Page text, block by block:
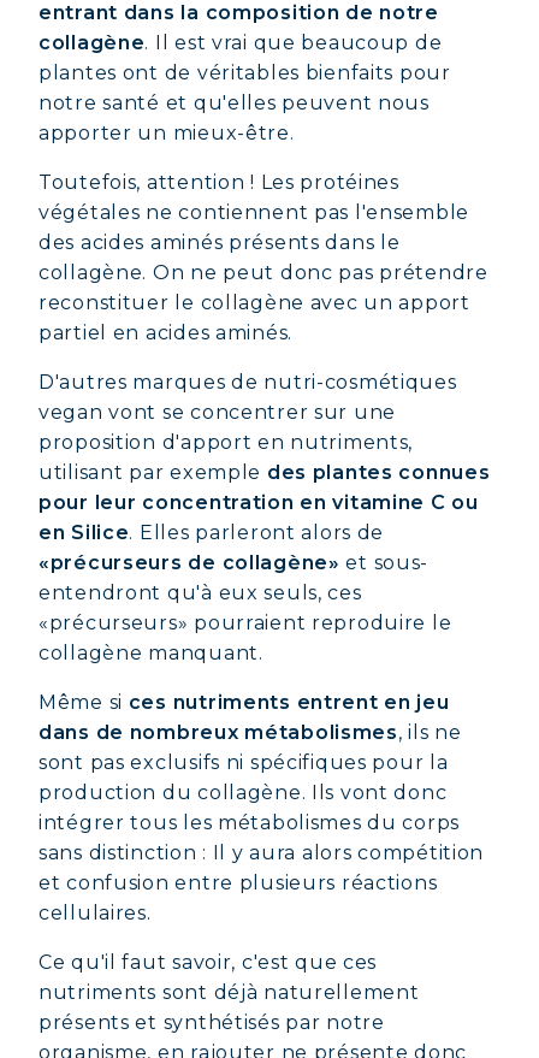
entrant dans la composition de notre
collagène. Il est vrai que beaucoup de
plantes ont de véritables bienfaits pour
notre santé et qu'elles peuvent nous
apporter un mieux-être.
Toutefois, attention ! Les protéines
végétales ne contiennent pas l'ensemble
des acides aminés présents dans le
collagène. On ne peut donc pas prétendre
reconstituer le collagène avec un apport
partiel en acides aminés.
D'autres marques de nutri-cosmétiques
vegan vont se concentrer sur une
proposition d'apport en nutriments,
utilisant par exemple des plantes connues
pour leur concentration en vitamine C ou
en Silice. Elles parleront alors de
«précurseurs de collagène» et sous-
entendront qu'à eux seuls, ces
«précurseurs» pourraient reproduire le
collagène manquant.
Même si ces nutriments entrent en jeu
dans de nombreux métabolismes, ils ne
sont pas exclusifs ni spécifiques pour la
production du collagène. Ils vont donc
intégrer tous les métabolismes du corps
sans distinction : Il y aura alors compétition
et confusion entre plusieurs réactions
cellulaires.
Ce qu'il faut savoir, c'est que ces
nutriments sont déjà naturellement
présents et synthétisés par notre
organisme, en rajouter ne présente donc